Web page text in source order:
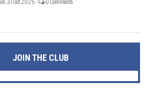
JOIN THE CLUB